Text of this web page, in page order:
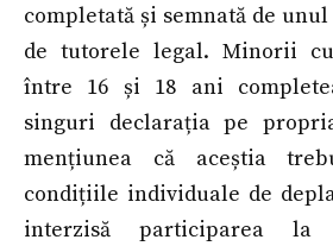
completată și semnată de
de tutorele legal. Minorii
între 16 și 18 ani
singuri declarația pe
mențiunea că aceștia
condițiile individuale de
interzisă participarea la